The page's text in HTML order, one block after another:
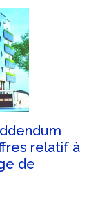
relatif à
de